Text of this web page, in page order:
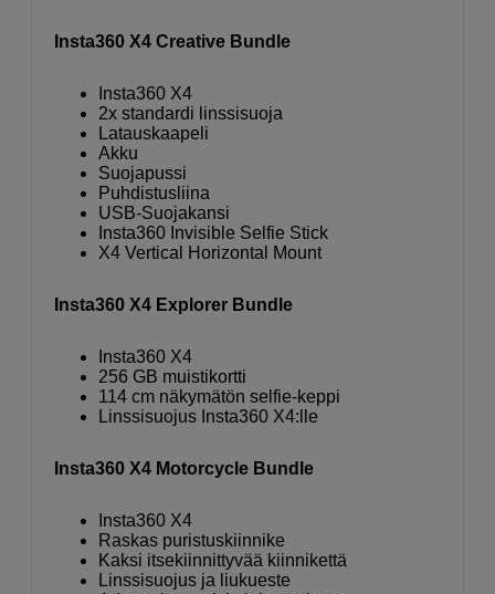
Insta360 X4 Creative Bundle
Insta360 X4
2x standardi linssisuoja
Latauskaapeli
Akku
Suojapussi
Puhdistusliina
USB-Suojakansi
Insta360 Invisible Selfie Stick
X4 Vertical Horizontal Mount
Insta360 X4 Explorer Bundle
Insta360 X4
256 GB muistikortti
114 cm näkymätön selfie-keppi
Linssisuojus Insta360 X4:lle
Insta360 X4 Motorcycle Bundle
Insta360 X4
Raskas puristuskiinnike
Kaksi itsekiinnittyvää kiinnikettä
Linssisuojus ja liukueste